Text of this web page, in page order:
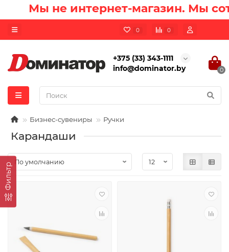
Мы не интернет-магазин. Мы
0 0
+375 (33) 343-1111
info@dominator.by
0
Бизнес-сувениры Ручки
Карандаши
Фильтр